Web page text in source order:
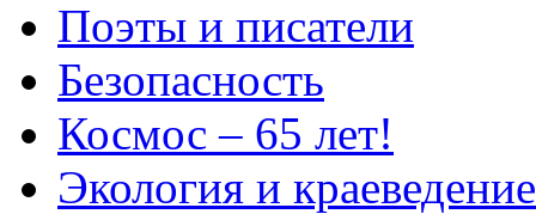
Поэты и писатели
Безопасность
Космос – 65 лет!
Экология и краеведение